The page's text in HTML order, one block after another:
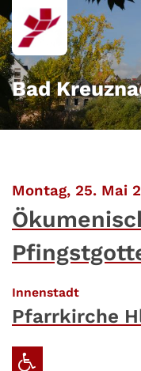
Zum Inhalt springen
Bad
Montag, 25. Mai
Innenstadt:
Pfarrkirche